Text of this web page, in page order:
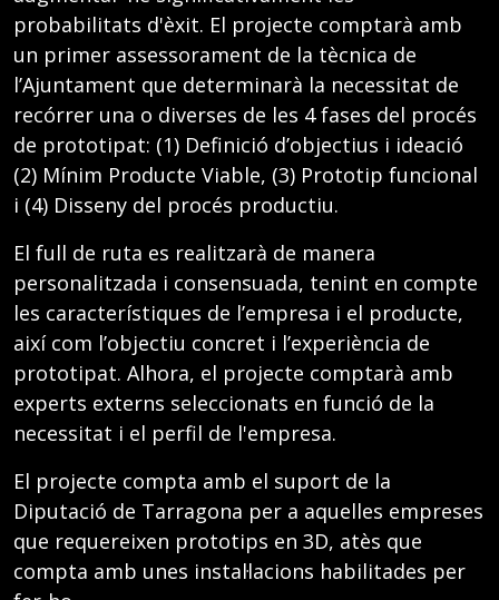
probabilitats d'èxit. El projecte comptarà amb
un primer assessorament de la tècnica de
l’Ajuntament que determinarà la necessitat de
recórrer una o diverses de les 4 fases del procés
de prototipat: (1) Definició d’objectius i ideació
(2) Mínim Producte Viable, (3) Prototip funcional
i (4) Disseny del procés productiu.
El full de ruta es realitzarà de manera
personalitzada i consensuada, tenint en compte
les característiques de l’empresa i el producte,
així com l’objectiu concret i l’experiència de
prototipat. Alhora, el projecte comptarà amb
experts externs seleccionats en funció de la
necessitat i el perfil de l'empresa.
El projecte compta amb el suport de la
Diputació de Tarragona per a aquelles empreses
que requereixen prototips en 3D, atès que
compta amb unes instal·lacions habilitades per